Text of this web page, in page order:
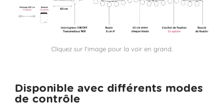
Cliquez sur l'image pour la voir en grand.
Disponible avec différents modes
de contrôle